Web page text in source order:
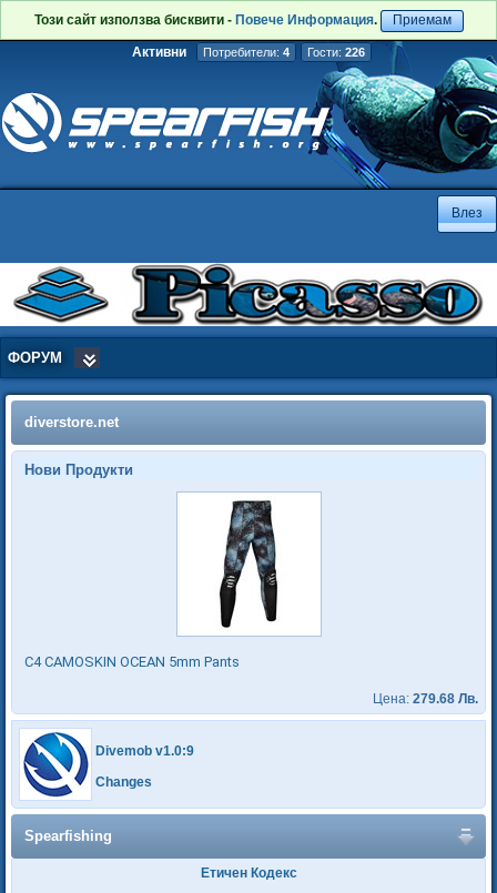
Този сайт използва бисквити - Повече Информация. Приемам
Активни Потребители: 4 Гости: 226
ФОРУМ
diverstore.net
Нови Продукти
C4 CAMOSKIN OCEAN 5mm Pants
Цена: 279.68 Лв.
Divemob v1.0:9
Changes
Spearfishing
Етичен Кодекс